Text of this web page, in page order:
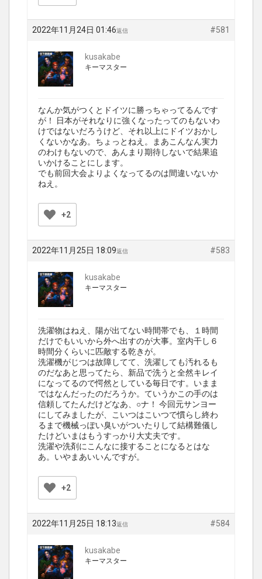
2022年11月24日 01:46 #581
返信
kusakabe
キーマスター
なんか気がつくとドイツに勝っちゃってるんです
が！ 日本がそれなりに強くなったってのもないわ
けではないだろうけど、それ以上にドイツおかし
くないかなあ。ちょっとねえ。まあこんなん実力
のわけもないので、あんまり期待しないで結果追
いかけることにします。
でも前回大会よりよくなってるのは間違いないか
ねえ。
+2
2022年11月25日 18:09 #583
返信
kusakabe
キーマスター
洗濯物はねえ、陽が出てない時間帯でも、１時間
だけでもいいから外へ出すのが大事。室内干し６
時間分くらいに匹敵する乾きが。
洗濯機がじつは故障してて、洗濯しても汚れるも
のだなあと思ってたら、新品で洗うと全然キレイ
になってるので愕然としている毎日です。いまま
ではなんだったのだろうか。ていうかこの手のは
信頼してたんだけどなあ、○ナ！ 今回元サンヨー
にしてみましたが、こいつはこいつで慣らし終わ
るまで機械っぽい臭いがついたりして結構難儀し
たけどいまはもうすっかり大丈夫です。
洗濯や洗剤にこんなに接することになるとはな
あ。いやまあいいんですが。
+2
2022年11月25日 18:13 #584
返信
kusakabe
キーマスター